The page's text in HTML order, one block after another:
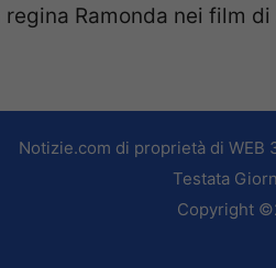
Ramonda nei film di
Notizie.com di proprietà di WEB
Testata
Copyright